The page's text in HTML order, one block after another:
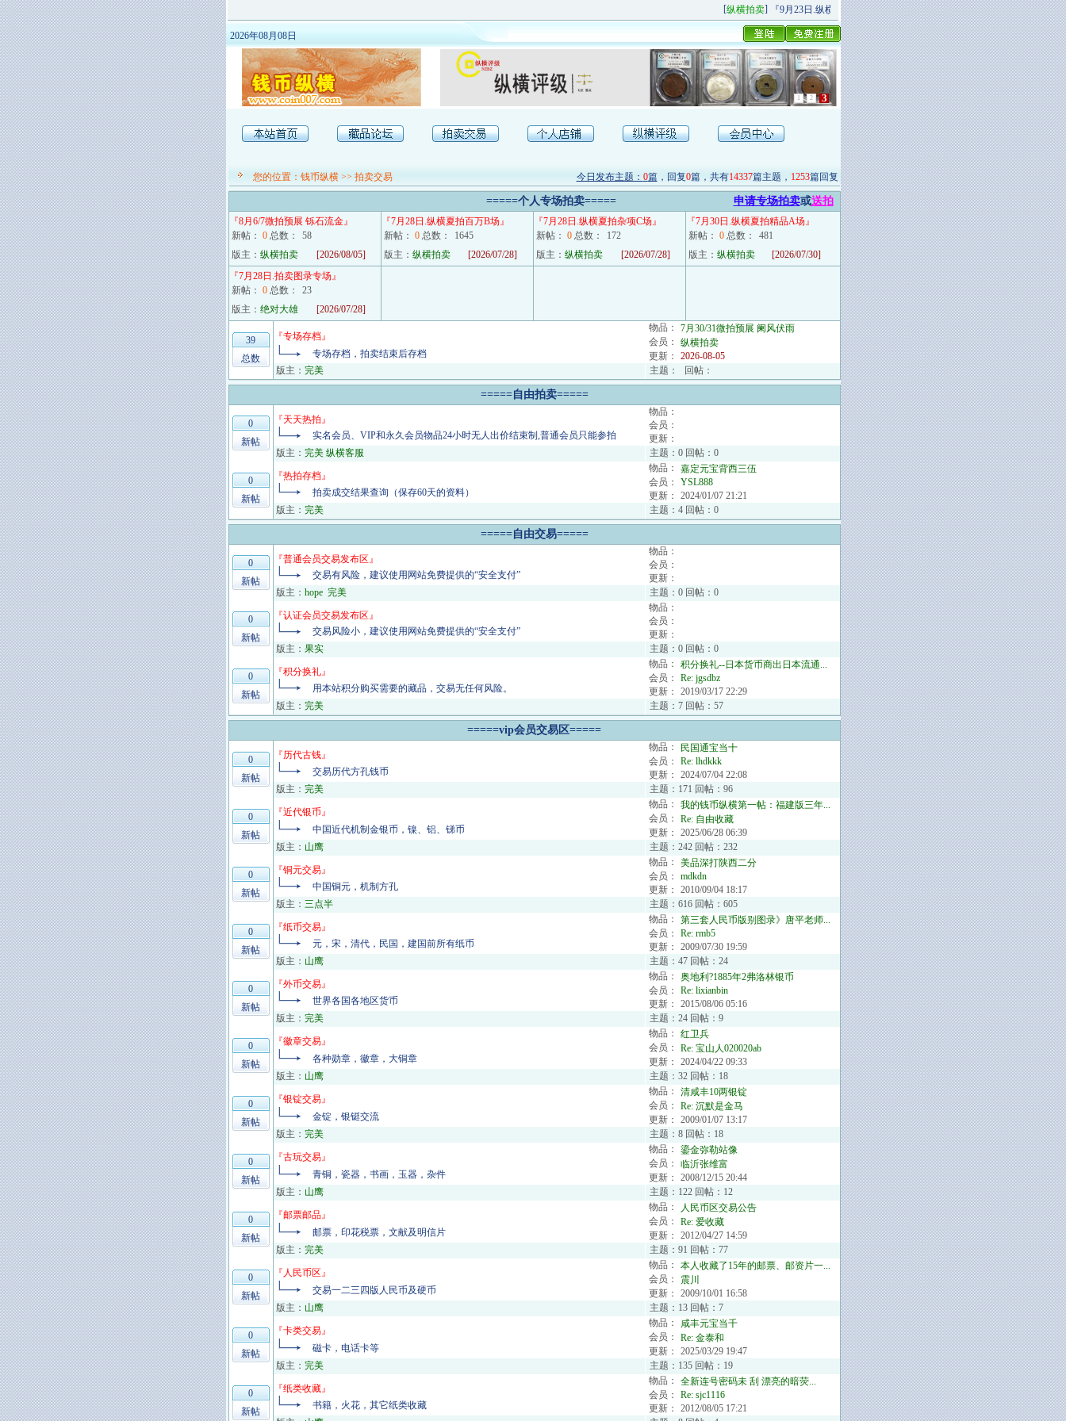
纵横拍卖]『9月23日.纵横秋季精品场P场』 今日上新！[纵横拍卖]9月20日.纵横
2026年08月08日
1 2 3
您的位置： 钱币纵横>> 拍卖交易 今日发布主题： 0篇，回复0篇，共有14337篇主题， 1253篇回复
=====个人专场拍卖===== 申请专场拍卖或送拍
『8月6/7微拍预展 铄石流金』
新帖： 0 总数： 58
『7月28日.纵横夏拍百万B场』
新帖： 0 总数： 1645
『7月28日.纵横夏拍杂项C场』
新帖： 0 总数： 172
『7月30日.纵横夏拍精品A场』
新帖： 0 总数：
481
版主： 纵横拍卖 [2026/08/05] 版主： 纵横拍卖 [2026/07/28] 版主： 纵横拍卖 [2026/07/28] 版主： 纵横拍卖
[2026/07/30]
『7月28日.拍卖图录专场』
新帖： 0 总数：
23
版主： 绝对大雄 [2026/07/28]
39
总数
『专场存档』
物品：
7月30/31微拍预展 阑风伏雨
会员：
纵横拍卖
更新：
2026-08-05
专场存档，拍卖结束后存档
版主： 完美 主题： 回帖：
=====自由拍卖=====
0
新帖
『天天热拍』
物品：
会员：
更新：
实名会员、VIP和永久会员物品24小时无人出价结束制,普通会员只能参拍
版主： 完美 纵横客服 主题：0 回帖：0
0
新帖
『热拍存档』
物品：
嘉定元宝背西三伍
会员：
YSL888
更新：
2024/01/07 21:21
拍卖成交结果查询（保存60天的资料）
版主： 完美 主题：4 回帖：0
=====自由交易=====
0
新帖
『普通会员交易发布区』
物品：
会员：
更新：
交易有风险，建议使用网站免费提供的“安全支付”
版主： hope 完美 主题：0 回帖：0
0
新帖
『认证会员交易发布区』
物品：
会员：
更新：
交易风险小，建议使用网站免费提供的“安全支付”
版主： 果实 主题：0 回帖：0
0
新帖
『积分换礼』
物品：
积分换礼--日本货币商出日本流通...
会员：
Re: jgsdbz
更新：
2019/03/17 22:29
用本站积分购买需要的藏品，交易无任何风险。
版主： 完美 主题：7 回帖：57
=====vip会员交易区=====
0
新帖
『历代古钱』
物品：
民国通宝当十
会员：
Re: lhdkkk
更新：
2024/07/04 22:08
交易历代方孔钱币
版主： 完美 主题：171 回帖：96
0
新帖
『近代银币』
物品：
我的钱币纵横第一帖：福建版三年...
会员：
Re: 自由收藏
更新：
2025/06/28 06:39
中国近代机制金银币，镍、铝、锑币
版主： 山鹰 主题：242 回帖：232
0
新帖
『铜元交易』
物品：
美品深打陕西二分
会员：
mdkdn
更新：
2010/09/04 18:17
中国铜元，机制方孔
版主： 三点半 主题：616 回帖：605
0
新帖
『纸币交易』
物品：
第三套人民币版别图录》唐平老师...
会员：
Re: rmb5
更新：
2009/07/30 19:59
元，宋，清代，民国，建国前所有纸币
版主： 山鹰 主题：47 回帖：24
0
新帖
『外币交易』
物品：
奥地利?1885年2弗洛林银币
会员：
Re: lixianbin
更新：
2015/08/06 05:16
世界各国各地区货币
版主： 完美 主题：24 回帖：9
0
新帖
『徽章交易』
物品：
红卫兵
会员：
Re: 宝山人020020ab
更新：
2024/04/22 09:33
各种勋章，徽章，大铜章
版主： 山鹰 主题：32 回帖：18
0
新帖
『银锭交易』
物品：
清咸丰10两银锭
会员：
Re: 沉默是金马
更新：
2009/01/07 13:17
金锭，银铤交流
版主： 完美 主题：8 回帖：18
0
新帖
『古玩交易』
物品：
鎏金弥勒站像
会员：
临沂张维富
更新：
2008/12/15 20:44
青铜，瓷器，书画，玉器，杂件
版主： 山鹰 主题：122 回帖：12
0
新帖
『邮票邮品』
物品：
人民币区交易公告
会员：
Re: 爱收藏
更新：
2012/04/27 14:59
邮票，印花税票，文献及明信片
版主： 完美 主题：91 回帖：77
0
新帖
『 人民币区』
物品：
本人收藏了15年的邮票、邮资片一...
会员：
震川
更新：
2009/10/01 16:58
交易一二三四版人民币及硬币
版主： 山鹰 主题：13 回帖：7
0
新帖
『卡类交易』
物品：
咸丰元宝当千
会员：
Re: 金泰和
更新：
2025/03/29 19:47
磁卡，电话卡等
版主： 完美 主题：135 回帖：19
0
新帖
『纸类收藏』
物品：
全新连号密码未 刮 漂亮的暗荧...
会员：
Re: sjc1116
更新：
2012/08/05 17:21
书籍，火花，其它纸类收藏